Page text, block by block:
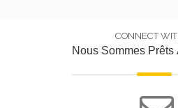
CONNECT
Nous Sommes Prêts